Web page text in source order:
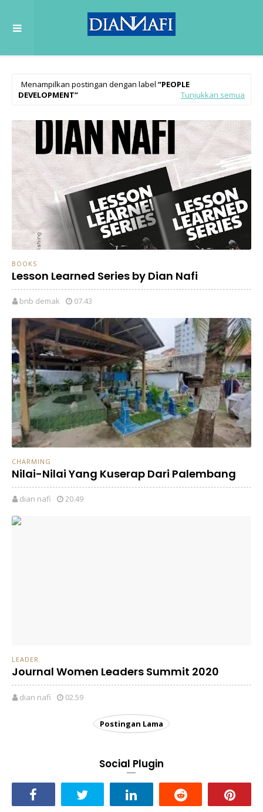
Menampilkan postingan dengan label
PEOPLE
DEVELOPMENT
Tunjukkan semua
BOOKS
Lesson Learned Series by Dian Nafi
bnb demak 07.43
CHARMING
Nilai-Nilai Yang Kuserap Dari Palembang
dian nafi 20.49
LEADER
Journal Women Leaders Summit 2020
dian nafi 02.59
Postingan Lama
Social Plugin